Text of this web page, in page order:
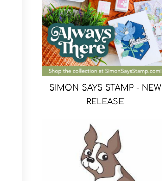
SIMON SAYS STAMP - NEW
RELEASE